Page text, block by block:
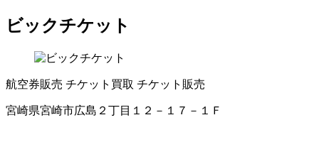
ビックチケット
航空券販売 チケット買取 チケット販売
宮崎県宮崎市広島２丁目１２－１７－１Ｆ